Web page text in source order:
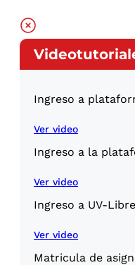
Ingreso a
Ver video
Ingreso a la
Ver video
Ingreso a UV-Libre
Ver video
Matricula de